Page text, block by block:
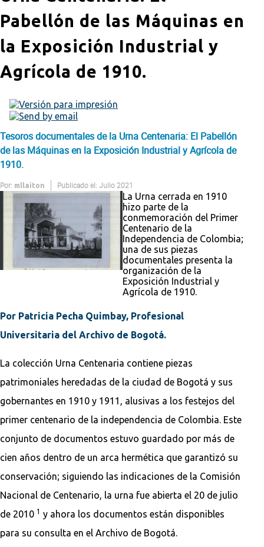
Pabellón de las Máquinas en
la Exposición Industrial y
Agrícola de 1910.
Tesoros documentales de la Urna Centenaria: El Pabellón
de las Máquinas en la Exposición Industrial y Agrícola de
1910.
Por: mllaiton Publicado el: Julio 2021
La Urna cerrada en 1910
hizo parte de la
conmemoración del Primer
Centenario de la
Independencia de Colombia;
una de sus piezas
documentales presenta la
organización de la
Exposición Industrial y
Agrícola de 1910.
Por Patricia Pecha Quimbay, Profesional
Universitaria del Archivo de Bogotá.
La colección Urna Centenaria contiene piezas
patrimoniales heredadas de la ciudad de Bogotá y sus
gobernantes en 1910 y 1911, alusivas a los festejos del
primer centenario de la independencia de Colombia. Este
conjunto de documentos estuvo guardado por más de
cien años dentro de un arca hermética que garantizó su
conservación; siguiendo las indicaciones de la Comisión
Nacional de Centenario, la urna fue abierta el 20 de julio
de 2010 1 y ahora los documentos están disponibles
para su consulta en el Archivo de Bogotá.